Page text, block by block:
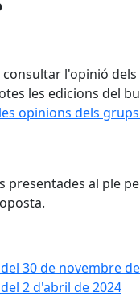
l'opinió
les edicions del
opinions dels
presentades al ple
30 de novembre
2 d'abril de 2024